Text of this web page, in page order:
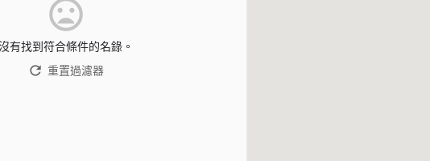
有找到符合條件的名錄。
重置過濾器